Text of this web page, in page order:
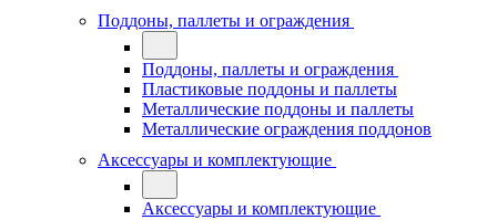
Поддоны, паллеты и ограждения
Поддоны, паллеты и ограждения
Пластиковые поддоны и паллеты
Металлические поддоны и паллеты
Металлические ограждения поддонов
Аксессуары и комплектующие
Аксессуары и комплектующие